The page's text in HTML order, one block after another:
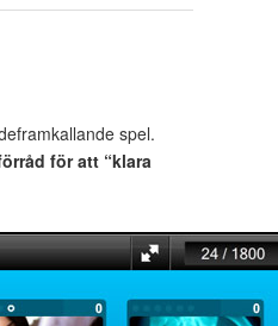
spel.
för att “klara